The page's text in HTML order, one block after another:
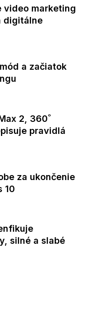
video marketing
digitálne
a začiatok
2, 360˚
pravidlá
za ukončenie
10
silné a slabé